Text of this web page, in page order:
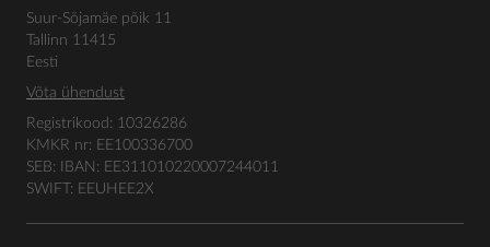
Suur-Sõjamäe põik 11
Tallinn 11415
Eesti
Võta ühendust
Registrikood: 10326286
KMKR nr: EE100336700
SEB: IBAN: EE311010220007244011
SWIFT: EEUHEE2X